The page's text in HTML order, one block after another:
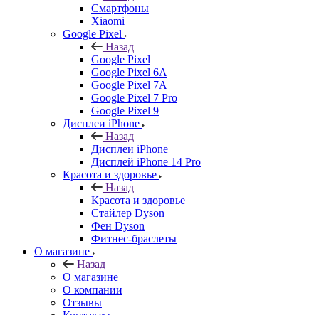
Смартфоны
Xiaomi
Google Pixel
Назад
Google Pixel
Google Pixel 6A
Google Pixel 7А
Google Pixel 7 Pro
Google Pixel 9
Дисплеи iPhone
Назад
Дисплеи iPhone
Дисплей iPhone 14 Pro
Красота и здоровье
Назад
Красота и здоровье
Стайлер Dyson
Фен Dyson
Фитнес-браслеты
О магазине
Назад
О магазине
О компании
Отзывы